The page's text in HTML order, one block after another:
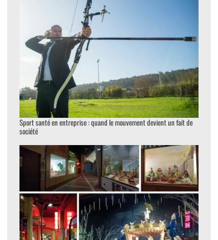
Sport santé en entreprise : quand le mouvement devient un fait de
société